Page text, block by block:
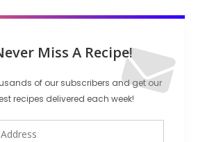
Miss A Recipe!
of our subscribers and get our
recipes delivered each week!